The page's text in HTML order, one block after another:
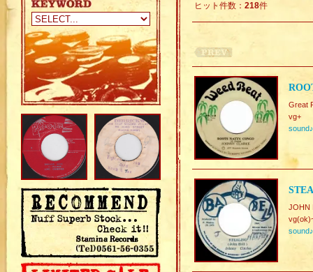
ヒット件数： 218件
Great
vg+
sound♪
JOHN
sound♪